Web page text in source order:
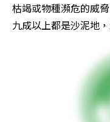
枯竭或物種瀕危的威
九成以上都是沙泥地